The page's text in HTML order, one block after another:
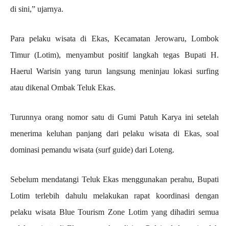
di sini,” ujarnya.
Para pelaku wisata di Ekas, Kecamatan Jerowaru, Lombok
Timur (Lotim), menyambut positif langkah tegas Bupati H.
Haerul Warisin yang turun langsung meninjau lokasi surfing
atau dikenal Ombak Teluk Ekas.
Turunnya orang nomor satu di Gumi Patuh Karya ini setelah
menerima keluhan panjang dari pelaku wisata di Ekas, soal
dominasi pemandu wisata (surf guide) dari Loteng.
Sebelum mendatangi Teluk Ekas menggunakan perahu, Bupati
Lotim terlebih dahulu melakukan rapat koordinasi dengan
pelaku wisata Blue Tourism Zone Lotim yang dihadiri semua